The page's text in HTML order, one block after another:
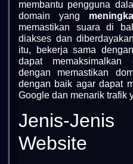
membantu pengguna
domain yang
memastikan suara di
diakses dan
itu, bekerja sama dengan
dapat memaksimalkan
dengan memastikan
dengan baik agar dapat
Google dan menarik trafik
Jenis-
Website